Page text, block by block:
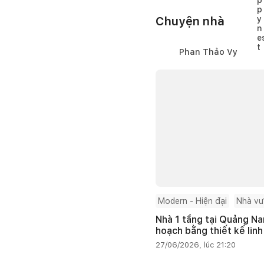
Chuyện nhà
Phan Thảo Vy
Modern - Hiện đại Nhà
Nhà 1 tầng tại Quảng
hoạch bằng thiết kế
27/06/2026, lúc 21:20